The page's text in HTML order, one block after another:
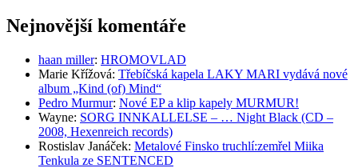
Nejnovější komentáře
haan miller: HROMOVLAD
Marie Křížová: Třebíčská kapela LAKY MARI vydává nové
album „Kind (of) Mind“
Pedro Murmur: Nové EP a klip kapely MURMUR!
Wayne: SORG INNKALLELSE – … Night Black (CD –
2008, Hexenreich records)
Rostislav Janáček: Metalové Finsko truchlí:zemřel Miika
Tenkula ze SENTENCED